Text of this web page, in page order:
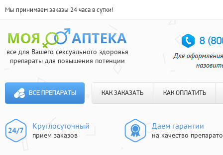
Мы принимаем заказы 24 часа в сутки!
все для Вашего сексуального здоровья
препараты для повышения потенции
ВСЕ ПРЕПАРАТЫ КАК ЗАКАЗАТЬ КАК ОПЛАТИТЬ
Круглосуточный
прием заказов
Даем гарантии
на качество